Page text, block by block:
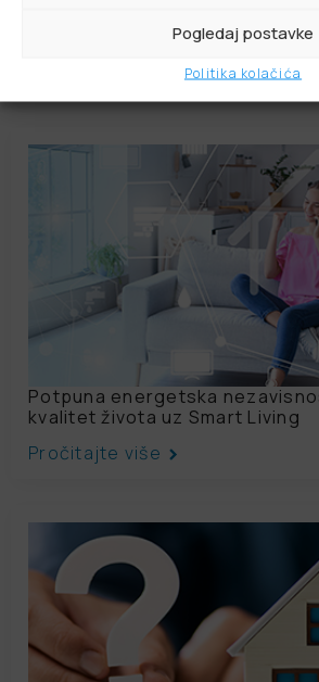
Pogledaj postavke
Politika kolačića
domu, energija prilagođena
Potpuna energetska
kvalitet života uz Smart Living
Pročitajte više